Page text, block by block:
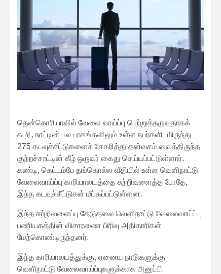
தென்கொரியாவில் வேலை வாய்ப்பு பெற்றுத்தருவதாகக்
கூறி, நாட்டின் பல பாகங்களிலும் உள்ள நபர்களிடமிருந்து
275 கடவுச்சீட்டுகளைச் சேகரித்து தன்வசம் வைத்திருந்த
குற்றச்சாட்டின் கீழ் ஒருவர் கைது செய்யப்பட்டுள்ளார்.
கண்டி, கெட்டம்பே தங்கொல்ல வீதியில் உள்ள வெளிநாட்டு ​
வேலைவாய்ப்பு காரியாலயத்தை சுற்றிவளைத்த போதே,
இந்த கடவுச்சீட்டுகள் மீட்கப்பட்டுள்ளன.
இந்த சுற்றிவளைப்பு தேடுதலை வெளிநாட்டு வேலைவாய்ப்பு
பணியகத்தின் விசாரணை பிரிவு அதிகாரிகள்
மேற்கொண்டிருந்தனர்.
இந்த காரியாலயத்துக்கு, ஏனைய நாடுகளுக்கு
வெளிநாட்டு வேலைவாய்ப்புகளுக்காக அனுப்பி